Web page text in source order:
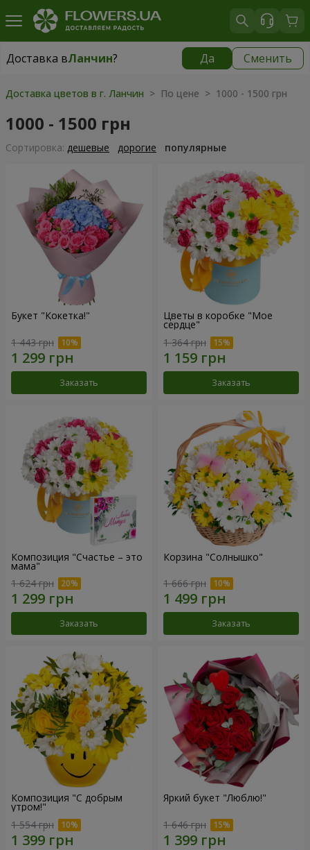
Доставка вЛанчин? Да Сменить
Доставка вЛанчин|
Доставка цветов в г. Ланчин > По цене > 1000 - 1500 грн
1000 - 1500 грн
Cортировка: дешевые дорогие популярные
Букет "Кокетка!"
1 443 грн
Заказать
Цветы в коробке "Мое
сердце"
1 364 грн
Заказать
Композиция "Счастье – это
мама"
1 624 грн
Заказать
Корзина "Солнышко"
1 666 грн
Заказать
Композиция "С добрым
утром!"
1 554 грн
Яркий букет "Люблю!"
1 646 грн